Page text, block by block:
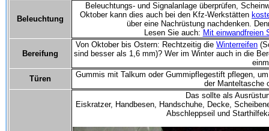
Beleuchtung
Beleuchtungs- und Signalanlage überprüfen,
Oktober kann dies auch bei den Kfz-Werkstätten
über eine Nachrüstung nachdenken.
Lesen Sie auch: Mit einwandfreien
Bereifung
Von Oktober bis Ostern: Rechtzeitig die Winterreifen
sind besser als 1,6 mm)? Wer im Winter auch in die
Türen
Gummis mit Talkum oder Gummipflegestift pflegen,
der Manteltasche
Das sollte als
Eiskratzer, Handbesen, Handschuhe, Decke,
Abschleppseil und